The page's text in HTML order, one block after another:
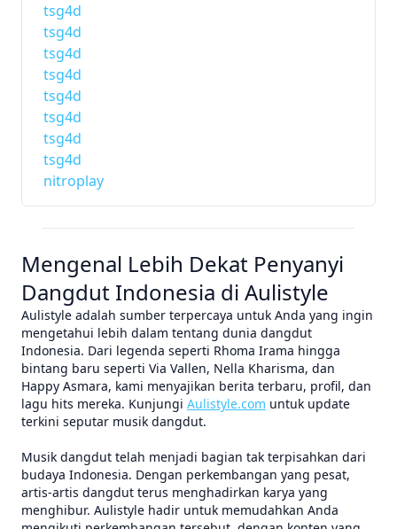
tsg4d
tsg4d
tsg4d
tsg4d
tsg4d
tsg4d
tsg4d
tsg4d
nitroplay
Mengenal Lebih Dekat Penyanyi
Dangdut Indonesia di Aulistyle
Aulistyle adalah sumber terpercaya untuk Anda yang ingin
mengetahui lebih dalam tentang dunia dangdut
Indonesia. Dari legenda seperti Rhoma Irama hingga
bintang baru seperti Via Vallen, Nella Kharisma, dan
Happy Asmara, kami menyajikan berita terbaru, profil, dan
lagu hits mereka. Kunjungi Aulistyle.com untuk update
terkini seputar musik dangdut.
Musik dangdut telah menjadi bagian tak terpisahkan dari
budaya Indonesia. Dengan perkembangan yang pesat,
artis-artis dangdut terus menghadirkan karya yang
menghibur. Aulistyle hadir untuk memudahkan Anda